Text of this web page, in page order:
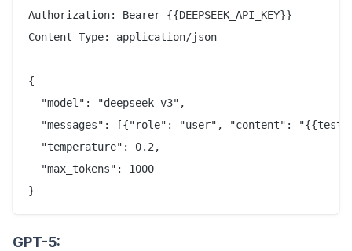
Authorization: Bearer {{DEEPSEEK_API_KEY}}
Content-Type: application/json
{
  "model": "deepseek-v3",
"messages": [{"role": "user", "content":
  "temperature": 0.2,
  "max_tokens": 1000
GPT-5: